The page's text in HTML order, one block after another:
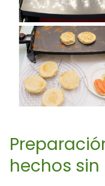
hechos sin